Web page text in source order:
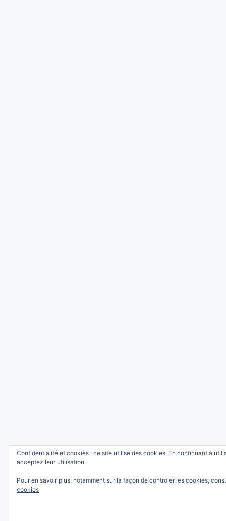
Confidentialité et cookies : ce site utilise des cookies. En continuant à
acceptez leur utilisation.
Pour en savoir plus, notamment sur la façon de contrôler les cookies,
cookies